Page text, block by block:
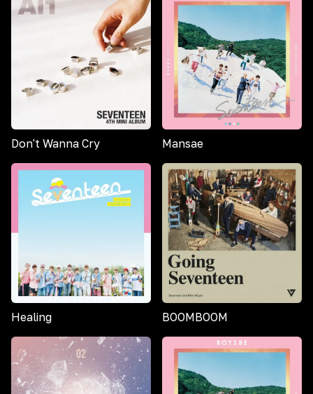
Don't Wanna Cry Mansae
Healing BOOMBOOM